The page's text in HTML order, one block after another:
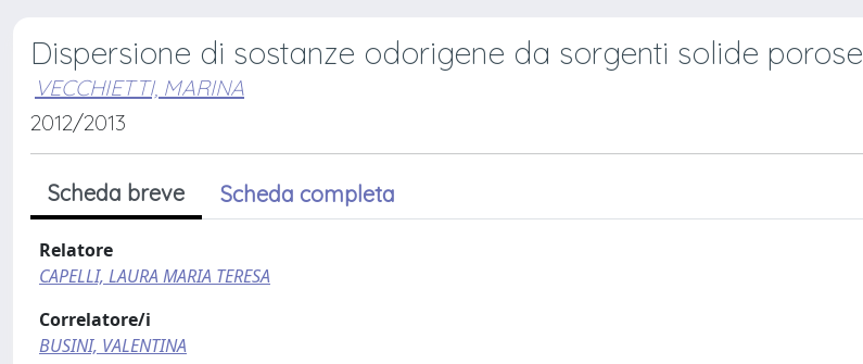
Dispersione di sostanze odorigene da sorgenti solide porose
VECCHIETTI, MARINA
2012/2013
Scheda breve Scheda completa
Relatore
CAPELLI, LAURA MARIA TERESA
Correlatore/i
BUSINI, VALENTINA